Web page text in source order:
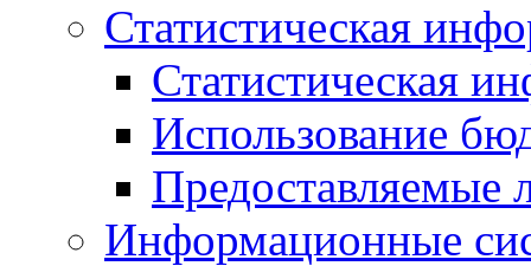
Статистическая
Статистическая
Использование
Предоставляемые
Информационные